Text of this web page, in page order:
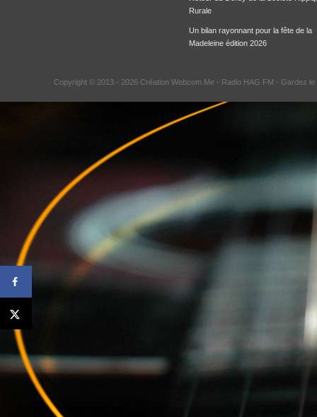
Rurale
Un bilan rayonnant pour la fête de la
Madeleine édition 2026
Copyright © 2013 - 2026 Création Webcom.Me - Radio HAG FM - Gardez le